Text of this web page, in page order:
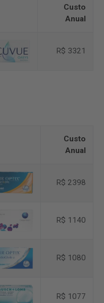
Custo
Anual
R$ 3321
Custo
Anual
R$ 2398
R$ 1140
R$ 1080
R$ 1077